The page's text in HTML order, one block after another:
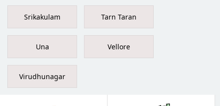
Srikakulam Tarn Taran
Una Vellore
Virudhunagar